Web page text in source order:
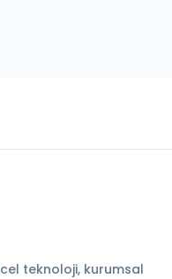
teknoloji, kurumsal